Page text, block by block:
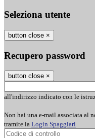
Seleziona utente
button close ×
Recupero password
button close ×
all'indirizzo indicato con le
Non hai una e-mail associata al
tramite la Login Spaggiari